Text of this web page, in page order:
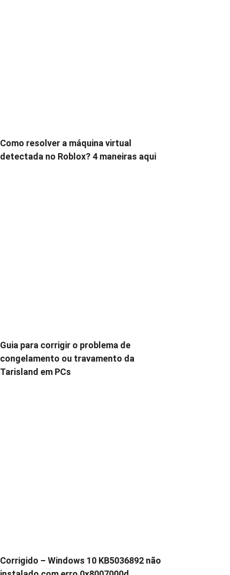
Como resolver a máquina virtual
detectada no Roblox? 4 maneiras aqui
Guia para corrigir o problema de
congelamento ou travamento da
Tarisland em PCs
Corrigido – Windows 10 KB5036892 não